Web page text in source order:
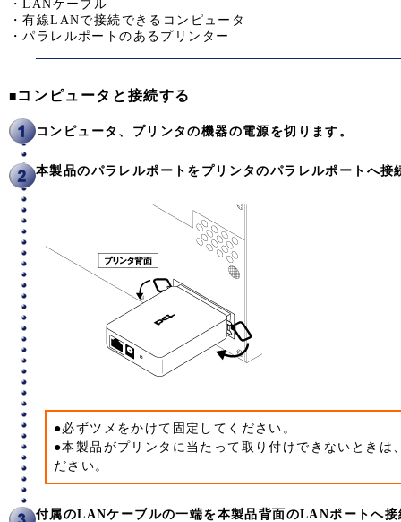
・LANケーブル
・有線LANで接続できるコンピュータ
・パラレルポートのあるプリンター
■ コンピュータと接続する
コンピュータ、プリンタの機器の電源を切ります。
本製品のパラレルポートをプリンタのパラレルポートへ接
●必ずツメをかけて固定してください。
●本製品がプリンタに当たって取り付けできないときは
ださい。
付属のLANケーブルの一端を本製品背面のLANポートへ